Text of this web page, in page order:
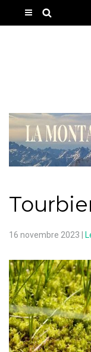
16 novembre 2023